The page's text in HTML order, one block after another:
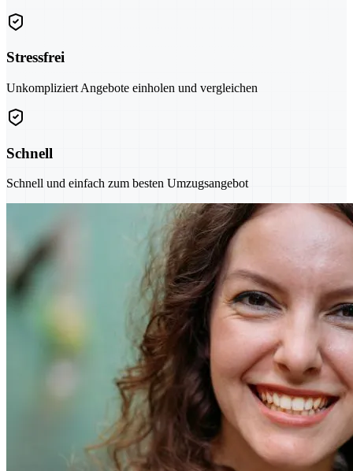
Stressfrei
Unkompliziert Angebote einholen und vergleichen
Schnell
Schnell und einfach zum besten Umzugsangebot